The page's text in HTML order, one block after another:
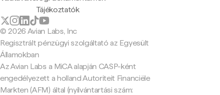
Tájékoztatók
© 2026 Avian Labs, Inc
Regisztrált pénzügyi szolgáltató az Egyesült
Államokban
Az Avian Labs a MiCA alapján CASP-ként
engedélyezett a holland Autoriteit Financiële
Markten (AFM) által (nyilvántartási szám: